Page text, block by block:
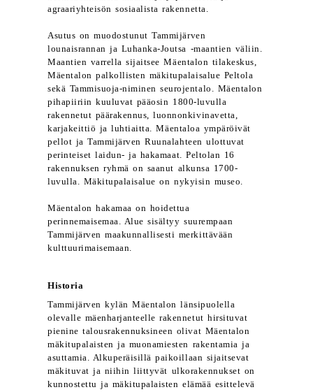
agraariyhteisön sosiaalista rakennetta.
Asutus on muodostunut Tammijärven
lounaisrannan ja Luhanka-Joutsa -maantien väliin.
Maantien varrella sijaitsee Mäentalon tilakeskus,
Mäentalon palkollisten mäkitupalaisalue Peltola
sekä Tammisuoja-niminen seurojentalo. Mäentalon
pihapiiriin kuuluvat pääosin 1800-luvulla
rakennetut päärakennus, luonnonkivinavetta,
karjakeittiö ja luhtiaitta. Mäentaloa ympäröivät
pellot ja Tammijärven Ruunalahteen ulottuvat
perinteiset laidun- ja hakamaat. Peltolan 16
rakennuksen ryhmä on saanut alkunsa 1700-
luvulla. Mäkitupalaisalue on nykyisin museo.
Mäentalon hakamaa on hoidettua
perinnemaisemaa. Alue sisältyy suurempaan
Tammijärven maakunnallisesti merkittävään
kulttuurimaisemaan.
Historia
Tammijärven kylän Mäentalon länsipuolella
olevalle mäenharjanteelle rakennetut hirsituvat
pienine talousrakennuksineen olivat Mäentalon
mäkitupalaisten ja muonamiesten rakentamia ja
asuttamia. Alkuperäisillä paikoillaan sijaitsevat
mäkituvat ja niihin liittyvät ulkorakennukset on
kunnostettu ja mäkitupalaisten elämää esittelevä